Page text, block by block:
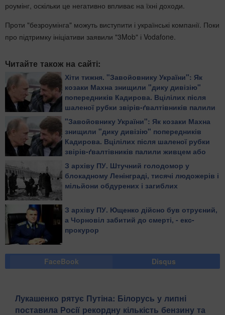
роумінг, оскільки це негативно впливає на їхні доходи.
Проти "безроумінга" можуть виступити і українські компанії. Поки
про підтримку ініціативи заявили "3Mob" і Vodafone.
Читайте також на сайті:
Хіти тижня. "Завойовнику України": Як
козаки Махна знищили "дику дивізію"
попередників Кадирова. Вцілілих після
шаленої рубки звірів-ґвалтівників палили
живцем або повільно рубали на дрібні
шматки
"Завойовнику України": Як козаки Махна
знищили "дику дивізію" попередників
Кадирова. Вцілілих після шаленої рубки
звірів-ґвалтівників палили живцем або
повільно рубали на дрібні шматки
З архіву ПУ. Штучний голодомор у
блокадному Ленінграді, тисячі людожерів і
мільйони обдурених і загиблих
З архіву ПУ. Ющенко дійсно був отруєний,
а Чорновіл забитий до смерті, - екс-
прокурор
FaceBook Disqus
Лукашенко рятує Путіна: Білорусь у липні
поставила Росії рекордну кількість бензину та